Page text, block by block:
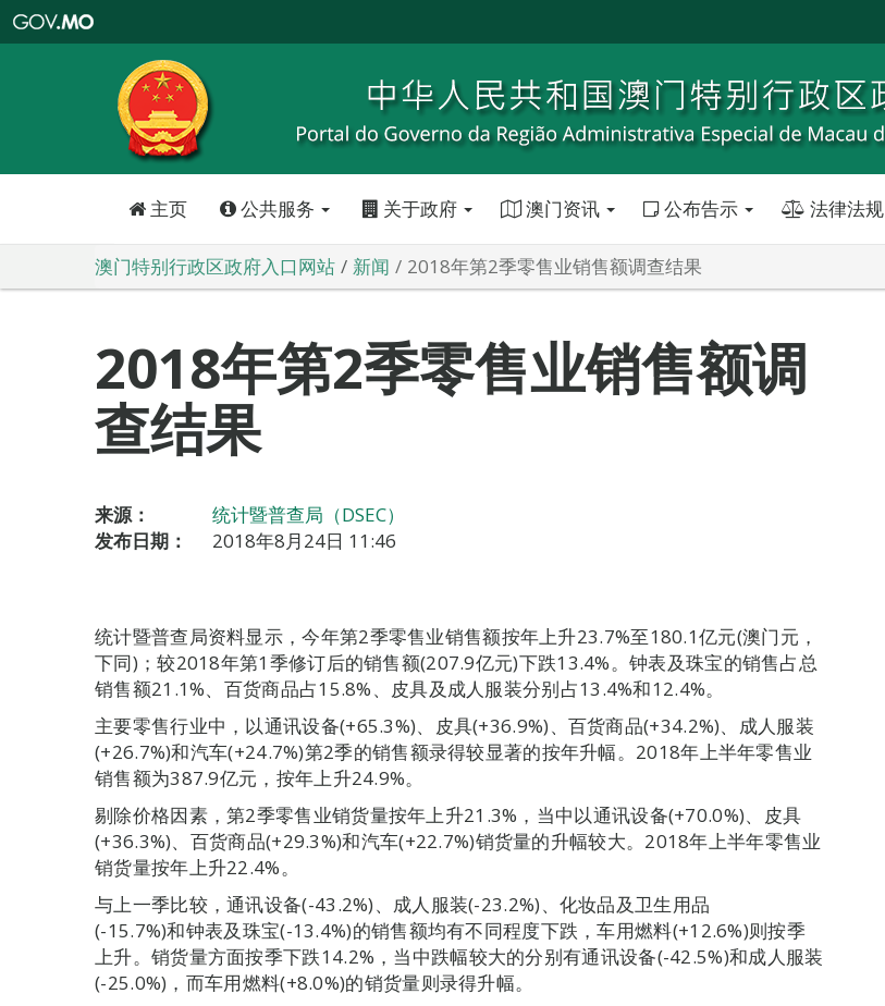
特
政
区
政
口
主页 公共服务 关于政府 澳门资讯 公布告示 法律法规
澳门特别行政区政府入口网站 新闻 2018年第2季零售业销售额调查结果
2018年第2季零售业销售额调
查结果
来源：
统计暨普查局（DSEC）
发布日期：
2018年8月24日 11:46
统计暨普查局资料显示，今年第2季零售业销售额按年上升23.7%至180.1亿元(澳门元，
下同)；较2018年第1季修订后的销售额(207.9亿元)下跌13.4%。钟表及珠宝的销售占总
销售额21.1%、百货商品占15.8%、皮具及成人服装分别占13.4%和12.4%。
主要零售行业中，以通讯设备(+65.3%)、皮具(+36.9%)、百货商品(+34.2%)、成人服装
(+26.7%)和汽车(+24.7%)第2季的销售额录得较显著的按年升幅。2018年上半年零售业
销售额为387.9亿元，按年上升24.9%。
剔除价格因素，第2季零售业销货量按年上升21.3%，当中以通讯设备(+70.0%)、皮具
(+36.3%)、百货商品(+29.3%)和汽车(+22.7%)销货量的升幅较大。2018年上半年零售业
销货量按年上升22.4%。
与上一季比较，通讯设备(-43.2%)、成人服装(-23.2%)、化妆品及卫生用品
(-15.7%)和钟表及珠宝(-13.4%)的销售额均有不同程度下跌，车用燃料(+12.6%)则按季
上升。销货量方面按季下跌14.2%，当中跌幅较大的分别有通讯设备(-42.5%)和成人服装
(-25.0%)，而车用燃料(+8.0%)的销货量则录得升幅。